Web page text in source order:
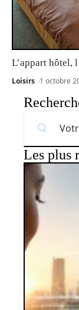
L’appart hôtel,
Loisirs 1 octobre
Les plus